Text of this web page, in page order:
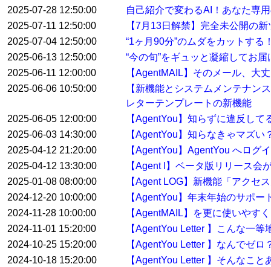
2025-07-28 12:50:00
自己紹介で変わるAI！あなた専
2025-07-11 12:50:00
【7月13日解禁】完全未公開の
2025-07-04 12:50:00
“1ヶ月90分”のムダをカットす
2025-06-13 12:50:00
“今の旬”をギュッと凝縮してお
2025-06-11 12:00:00
【AgentMAIL】そのメール、大
2025-06-06 10:50:00
【新機能とシステムメンテナン
レターテンプレートの新機能
2025-06-05 12:00:00
【AgentYou】知らずに違反し
2025-06-03 14:30:00
【AgentYou】知らなきゃマズ
2025-04-12 21:20:00
【AgentYou】AgentYou へログ
2025-04-12 13:30:00
【Agent I】ベータ版リリース会
2025-01-08 08:00:00
【Agent LOG】新機能「アクセ
2024-12-20 10:00:00
【AgentYou】年末年始のサポー
2024-11-28 10:00:00
【AgentMAIL】を更に使いやす
2024-11-01 15:20:00
【AgentYou Letter 】こんな一
2024-10-25 15:20:00
【AgentYou Letter 】なんでゼ
2024-10-18 15:20:00
【AgentYou Letter 】そんなこ